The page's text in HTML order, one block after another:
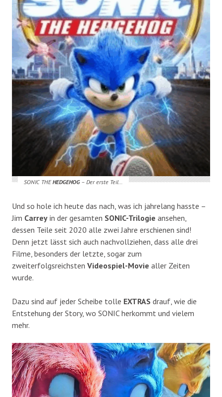
SONIC THEHEDGEHOG– Der erste Teil…
Und so hole ich heute das nach, was ich jahrelang hasste –
Jim Carrey in der gesamten SONIC-Trilogie ansehen,
dessen Teile seit 2020 alle zwei Jahre erschienen sind!
Denn jetzt lässt sich auch nachvollziehen, dass alle drei
Filme, besonders der letzte, sogar zum
zweiterfolgsreichsten Videospiel-Movie aller Zeiten
wurde.
Dazu sind auf jeder Scheibe tolle EXTRAS drauf, wie die
Entstehung der Story, wo SONIC herkommt und vielem
mehr.